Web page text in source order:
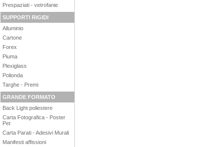
Prespaziati - vetrofanie
SUPPORTI RIGIDI
Alluminio
Cartone
Forex
Piuma
Plexiglass
Polionda
Targhe - Premi
GRANDE FORMATO
Back Light poliestere
Carta Fotografica - Poster
Pet
Carta Parati - Adesivi Murali
Manifesti affissioni